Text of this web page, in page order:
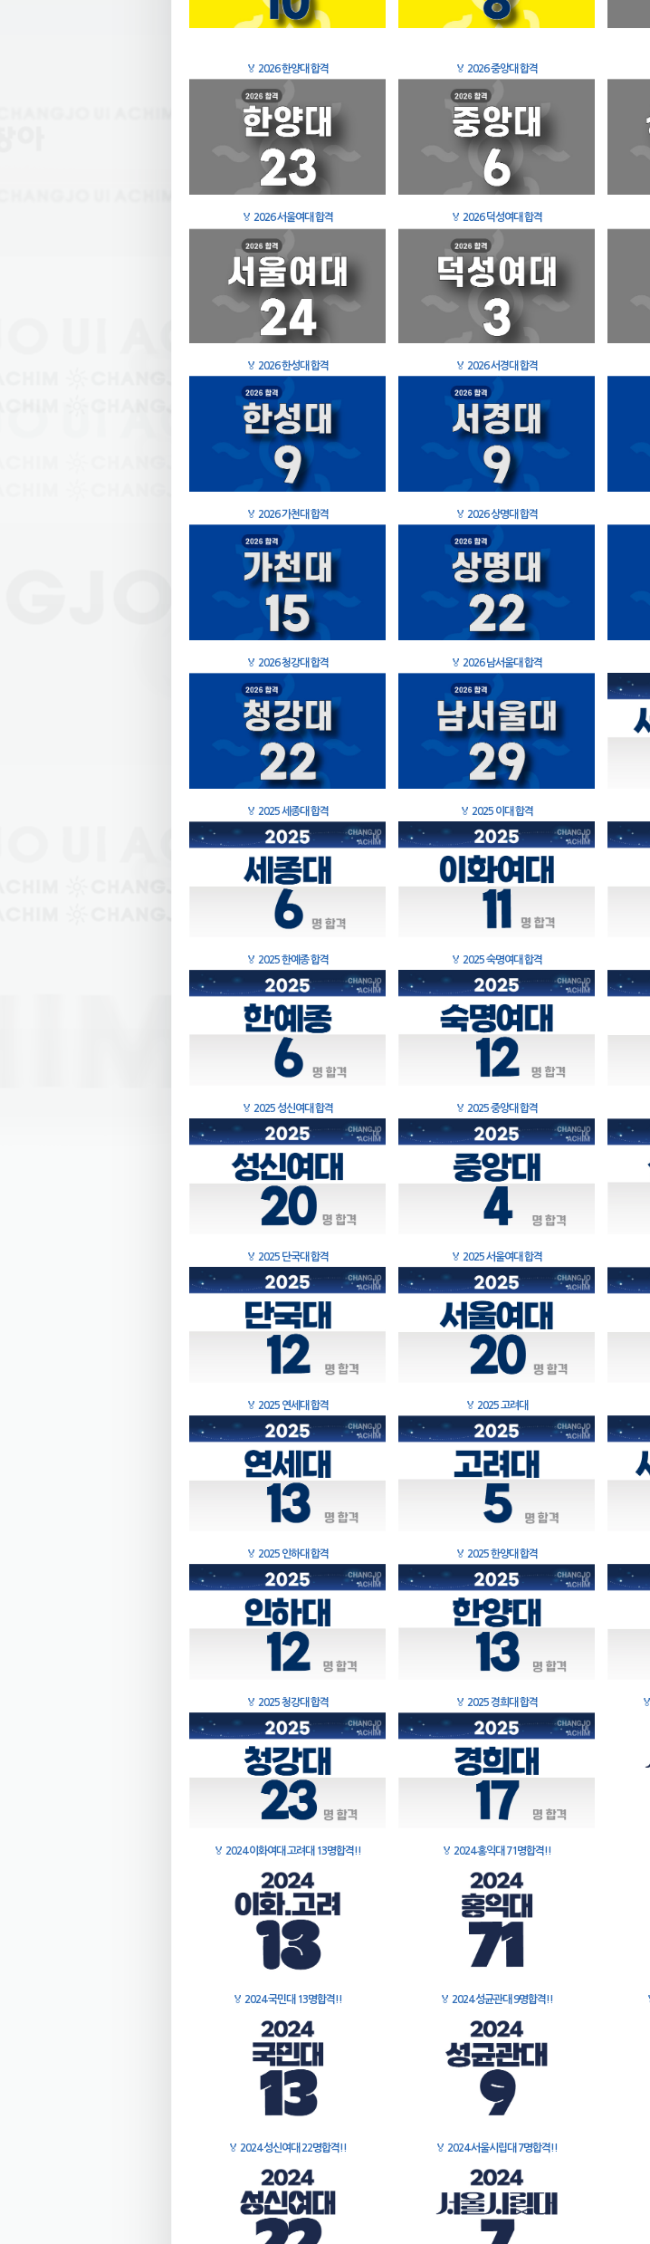
🏅 2026 한양대 합격 🏅 2026 중앙대 합격
🏅 2026 서울여대 합격 🏅 2026 덕성여대 합격
🏅 2026 한성대 합격 🏅 2026 서경대 합격
🏅 2026 가천대 합격 🏅 2026 상명대 합격
🏅 2026 청강대 합격 🏅 2026 남서울대 합격
🏅 2025 세종대 합격 🏅 2025 이대 합격
🏅 2025 한예종 합격 🏅 2025 숙명여대 합격
🏅 2025 성신여대 합격 🏅 2025 중앙대 합격
🏅 2025 단국대 합격 🏅 2025 서울여대 합격
🏅 2025 연세대 합격 🏅 2025 고려대
🏅 2025 인하대 합격 🏅 2025 한양대 합격
🏅 2025 청강대 합격 🏅 2025 경희대 합격 🏅
🏅 2024 이화여대 고려대 13명합격!! 🏅 2024 홍익대 71명합격!!
🏅 2024 국민대 13명합격!! 🏅 2024 성균관대 9명합격!!
🏅 2024 성신여대 22명합격!! 🏅 2024 서울시립대 7명합격!!